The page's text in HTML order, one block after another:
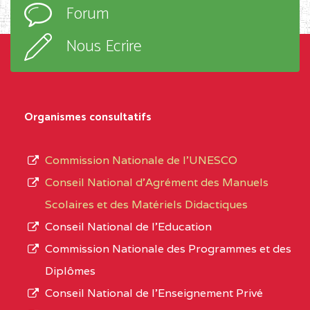
CENTRE
CEGTI ST BENOIT DE
NDOMO BP :1154
CENTRE
COLLEGE PRIVE
CATHOLIQUE JOSPEH
STINTZI BP :53 OBALA
CENTRE
COLLEGE PRIVE LAIC LE
YDE
d’enseignement,
type
L’offre
Forum
Nous Ecrire
Organismes consultatifs
Commission Nationale de l’UNESCO
Conseil National d’Agrément des Manuels
Scolaires et des Matériels Didactiques
Conseil National de l’Education
Commission Nationale des Programmes et des
Diplômes
Conseil National de l’Enseignement Privé